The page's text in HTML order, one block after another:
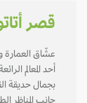
قصر
عشّاق العمارة
بجمال حديقة